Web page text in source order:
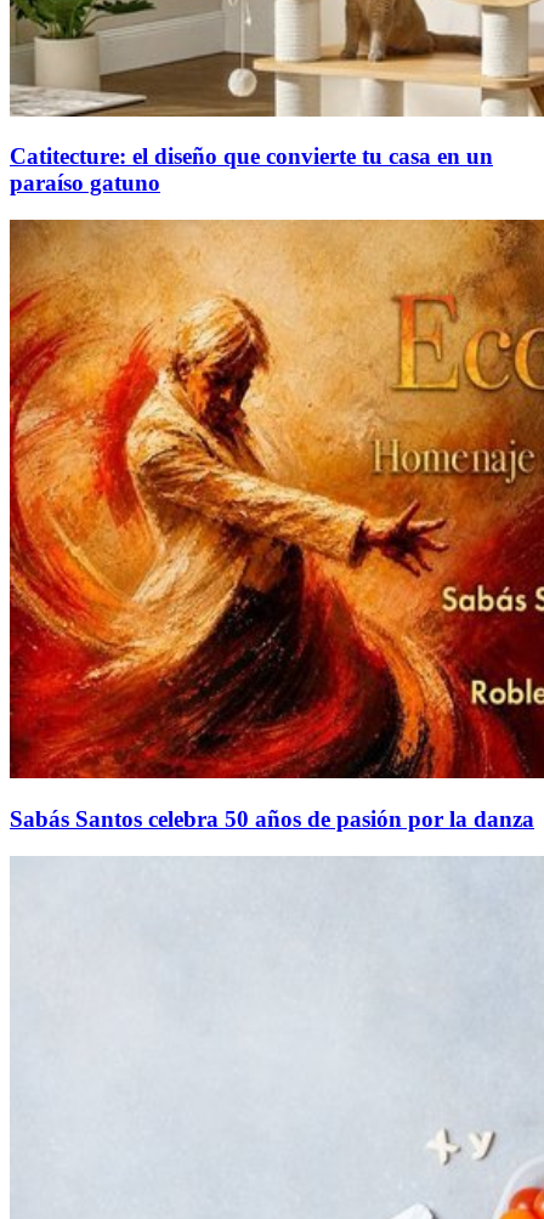
Catitecture: el diseño que convierte tu casa en un
paraíso gatuno
Sabás Santos celebra 50 años de pasión por la danza